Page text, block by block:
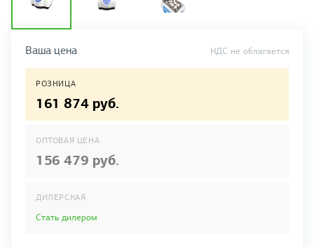
Ваша цена НДС не облагается
РОЗНИЦА
161 874 руб.
ОПТОВАЯ ЦЕНА
156 479 руб.
ДИЛЕРСКАЯ
Стать дилером